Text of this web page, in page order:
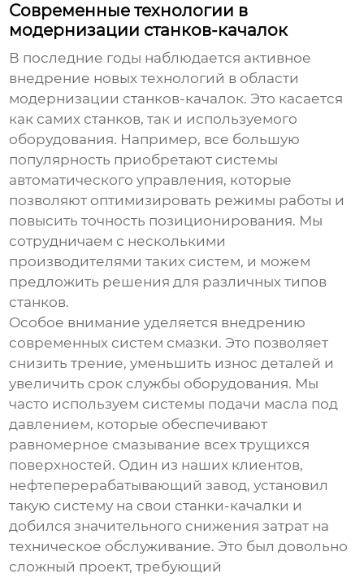
Современные технологии в
модернизации станков-качалок
В последние годы наблюдается активное
внедрение новых технологий в области
модернизации станков-качалок. Это касается
как самих станков, так и используемого
оборудования. Например, все большую
популярность приобретают системы
автоматического управления, которые
позволяют оптимизировать режимы работы и
повысить точность позиционирования. Мы
сотрудничаем с несколькими
производителями таких систем, и можем
предложить решения для различных типов
станков.
Особое внимание уделяется внедрению
современных систем смазки. Это позволяет
снизить трение, уменьшить износ деталей и
увеличить срок службы оборудования. Мы
часто используем системы подачи масла под
давлением, которые обеспечивают
равномерное смазывание всех трущихся
поверхностей. Один из наших клиентов,
нефтеперерабатывающий завод, установил
такую систему на свои станки-качалки и
добился значительного снижения затрат на
техническое обслуживание. Это был довольно
сложный проект, требующий